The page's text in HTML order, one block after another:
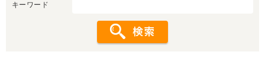
キーワード